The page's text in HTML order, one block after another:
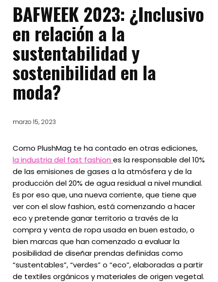
BAFWEEK 2023: ¿Inclusivo
en relación a la
sustentabilidad y
sostenibilidad en la
moda?
marzo 15, 2023
Como PlushMag te ha contado en otras ediciones,
la industria del fast fashiones la responsable del 10%
de las emisiones de gases a la atmósfera y de la
producción del 20% de agua residual a nivel mundial.
Es por eso que, una nueva corriente, que tiene que
ver con el slow fashion, está comenzando a hacer
eco y pretende ganar territorio a través de la
compra y venta de ropa usada en buen estado, o
bien marcas que han comenzado a evaluar la
posibilidad de diseñar prendas definidas como
“sustentables”, “verdes” o “eco”, elaboradas a partir
de textiles orgánicos y materiales de origen vegetal.